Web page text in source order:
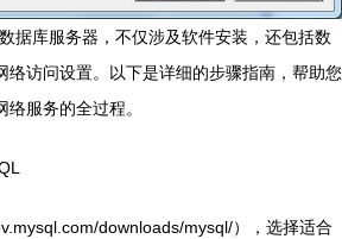
据库服务器，不仅涉及软件安装，还包括数
络访问设置。以下是详细的步骤指南，帮助您
服务的全过程。
downloads/mysql/），选择适合